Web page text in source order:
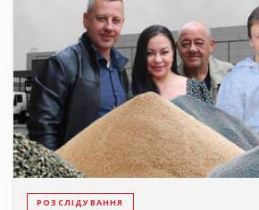
РОЗСЛІДУВАННЯ